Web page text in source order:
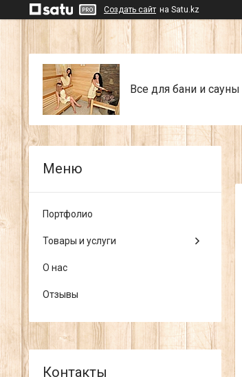
Создать сайт на Satu.kz
Все для бани и сауны
Портфолио
Товары и услуги
О нас
Отзывы